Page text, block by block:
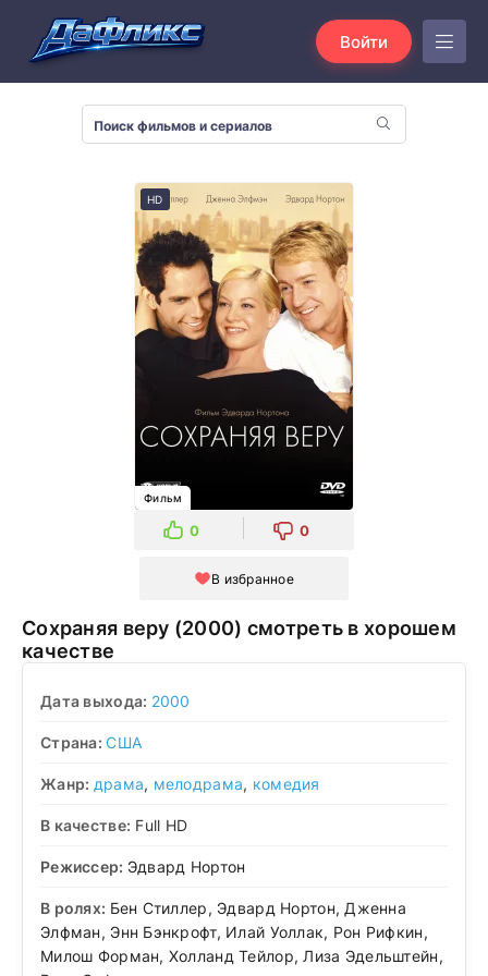
Войти
HD
Фильм
0 0
В избранное
Сохраняя веру (2000) смотреть в хорошем
качестве
Дата выхода: 2000
Страна:США
Жанр: драма, мелодрама, комедия
В качестве: Full HD
Режиссер: Эдвард Нортон
В ролях: Бен Стиллер, Эдвард Нортон, Дженна
Элфман, Энн Бэнкрофт, Илай Уоллак, Рон Рифкин,
Милош Форман, Холланд Тейлор, Лиза Эдельштейн,